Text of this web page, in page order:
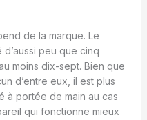
de la marque. Le
peu que cinq
moins dix-sept. Bien que
d’entre eux, il est plus
à portée de main au cas
qui fonctionne mieux